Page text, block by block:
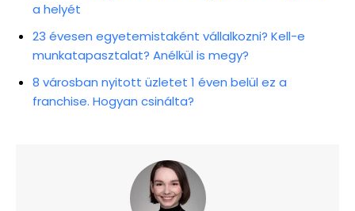
a helyét
23 évesen egyetemistaként vállalkozni? Kell-e
munkatapasztalat? Anélkül is megy?
8 városban nyitott üzletet 1 éven belül ez a
franchise. Hogyan csinálta?